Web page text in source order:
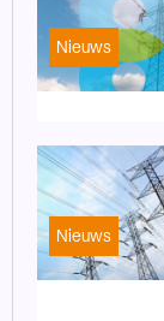
Nieuws
Nieuws